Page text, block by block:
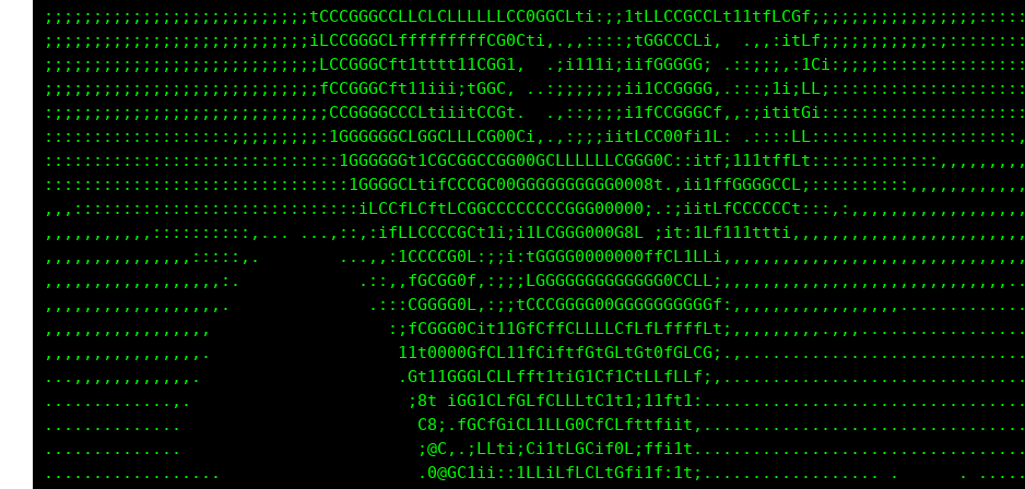
;;;;;;;;;;;;;;;;;;;;;;;;;;:... ..    ..,:i1111i1tfffLft1i::;1fCCGGGGG00000GGGCCi...:;;;;;;;;;;;:::::
;;;;;;;;;;;;;;;;;;;;;;;;;;,....     ..,;i11111i1tffttt111ii::;tLCGGGG0GGGCCCCLL;..,;;;;;;;:;::::::::
;;;;;;;;;;;;;;;;;;;;;;;;;;. ....     .:;i11111tfft1i;;1GGf1i;,;1fCCCGfttt1iiii1;,:;;::::::::::::::::
;;;;;;;;;;;;;;;;;;;;;;;;;;,  ....... .:;i11tfLLfft1fCCC00CLfft11LCCCt.....:;iii:::::::::::::::::::::
:;;;;;;;;;;;;;;;;;;;;;;;;;:. .,,......,;i111LCLCCCLLLLCLLLCCCCLfLGGCftffffti;ti:::::::::::::::::::::
:::::::::::::::::::;;;;;;;;,  :;:,...,,:;ii1fCCCCGGCCLLLLLCCCCLfLGGGCLLLLLft;1:::::::::::::::::::::,
::::::::::::::::::::::::::;:.  ;11t;,,::::iitLLCCCCGCCCGGG0GCCLffG0GCLCLLLfLCt:::::::::::::,,,,,,,,,
::::::::::::::::::::::::::::.. .i1ff:,:;:::i1fLCCCGGG000000CCCLfLG0GCCCCCCCLCt:::::::::,,,,,,,,,,,,,
,,,:::::::::::::::::::::::::::..,i1t:,;;;;:itfLLCGGG00000GCLLffLLG0GCCCCCLLLL;,:,,,,,,,,,,,,,,,,,,,,
,,,,,,,,,,,::::::::::,.......,....,;,,;i;;:itffLCGGGGGGCLftfCLLLCG0GCCCCLLLL1,,,,,,,,,,,,,,,,,,,,,,,
,,,,,,,,,,,,,,,:::::,.         .;;;i:,;ii;:itffLLCCGCLLC0Gi11tLLG880CLLCLLf1,,,,,,,,,,,,,,,,,,,,,,,,
,,,,,,,,,,,,,,,,,,:.            .i1i:,;ii;:itfLLCCCLLCGGG0Ct;::itffLfLLCLLt:,,,,,,,,,,,,,,,,,,,,,,..
,,,,,,,,,,,,,,,,,,.               ;f;,:;ii;ittfffLffCLLLftfLLt::::ifLLLLLf;,,,,,,,,,,,,.............
,,,,,,,,,,,,,,,,,                  iGi,:;ii1ttff11t1111iiiii11ii1t1111tfL1.,,,,.,,,.................
.,,,,,,,,,,,,,,,.                   t0i,:;itftfLLtttt111111ttfLt11i;:;;it1;,........................
...,,,,,,,,,,,,.                    .GG,,:itfffLCGGGCCCLLfLftttt111i;;:;;;;,........................
.............,.                      ;8f,,:1fffLCCCCCLLLLLLCCCCLffffLff;,,..........................
..............                        C81.,;tttfLCCCCCCLfft11tttttttfLt,............................
..............                        ;@8t,,:;i1fLLCCGGGGGGCLLt1tttff1,.............................
..................                    .0@@0f;.,,:itLCCCCCLLfffffffft;..................    ....... .